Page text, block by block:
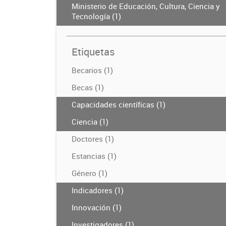
Ministerio de Educación, Cultura, Ciencia y
Tecnología (1)
Etiquetas
Becarios (1)
Becas (1)
Capacidades científicas (1)
Ciencia (1)
Doctores (1)
Estancias (1)
Género (1)
Indicadores (1)
Innovación (1)